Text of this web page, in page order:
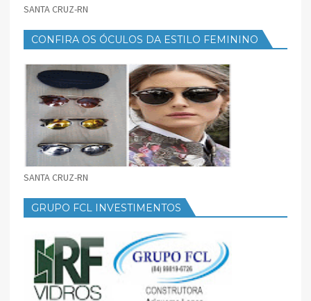
SANTA CRUZ-RN
CONFIRA OS ÓCULOS DA ESTILO FEMININO
SANTA CRUZ-RN
GRUPO FCL INVESTIMENTOS